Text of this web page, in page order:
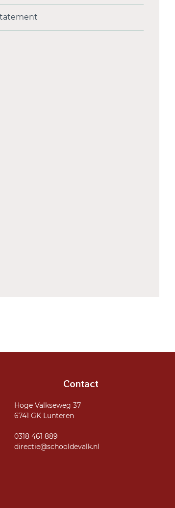
Contact
Hoge Valkseweg 37
6741 GK Lunteren
0318 461 889
directie@schooldevalk.nl